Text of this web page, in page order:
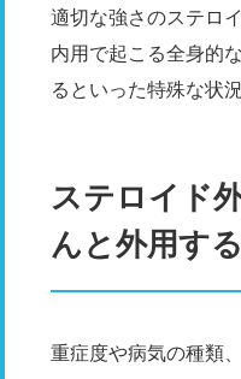
適切な強さのステロ
内用で起こる全身的
るといった特殊な状
ステロイド
んと外用する
重症度や病気の種類